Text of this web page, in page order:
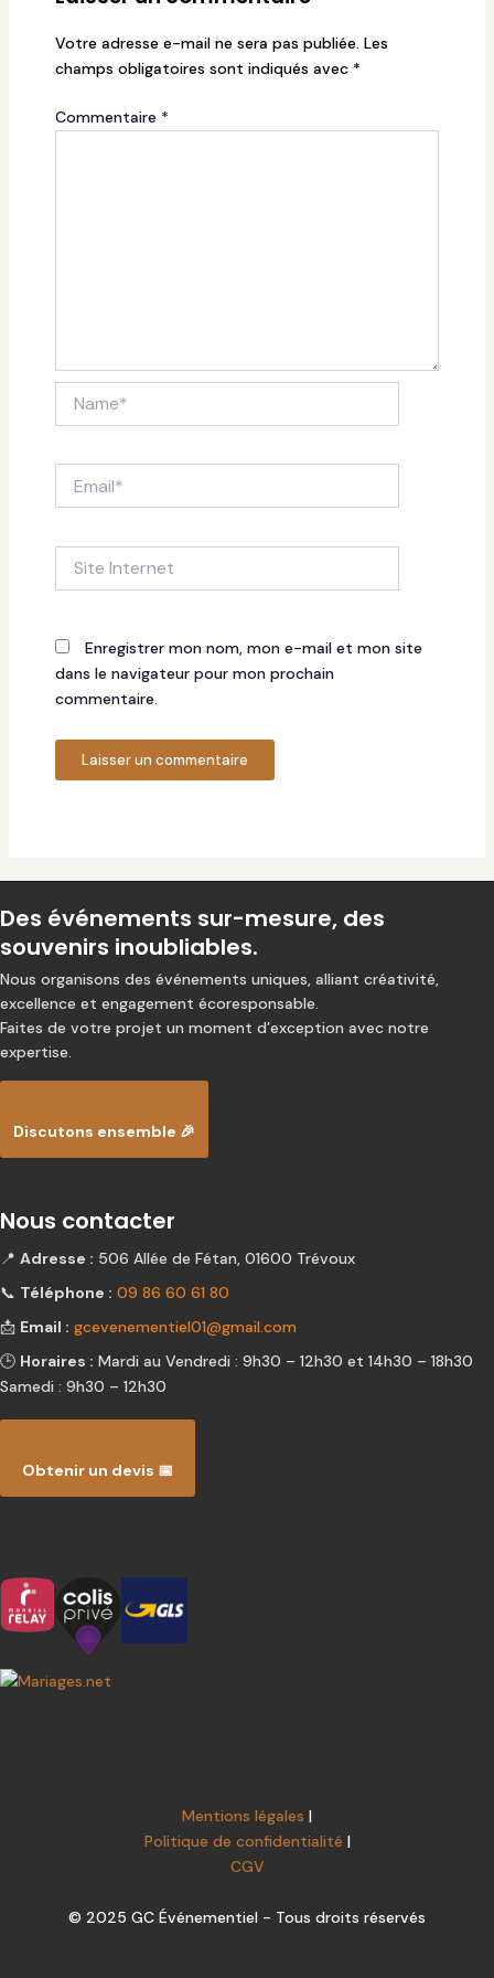
Votre adresse e-mail ne sera pas publiée. Les
champs obligatoires sont indiqués avec *
Commentaire *
Internet
Enregistrer mon nom, mon e-mail et mon site
dans le navigateur pour mon prochain
commentaire.
Des événements sur-mesure, des
souvenirs inoubliables.
Nous organisons des événements uniques, alliant créativité,
excellence et engagement écoresponsable.
Faites de votre projet un moment d’exception avec notre
expertise.
Discutons ensemble 🎉
Nous contacter
📍 Adresse : 506 Allée de Fétan, 01600 Trévoux
📞 Téléphone : 09 86 60 61 80
📩 Email : gcevenementiel01@gmail.com
🕒 Horaires : Mardi au Vendredi : 9h30 – 12h30 et 14h30 – 18h30
Samedi : 9h30 – 12h30
Obtenir un devis 📅
Mentions légales |
Politique de confidentialité |
CGV
© 2025 GC Événementiel - Tous droits réservés